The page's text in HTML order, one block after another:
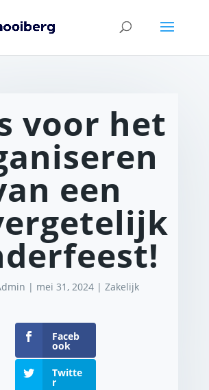
voor het
een
| mei 31, 2024 |Zakelijk
Faceb
ook
Twitte
r